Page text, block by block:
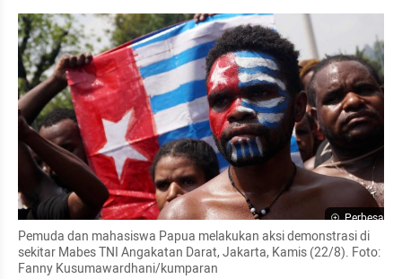
Perbesar
Pemuda dan mahasiswa Papua melakukan aksi demonstrasi di
sekitar Mabes TNI Angakatan Darat, Jakarta, Kamis (22/8). Foto:
Fanny Kusumawardhani/kumparan